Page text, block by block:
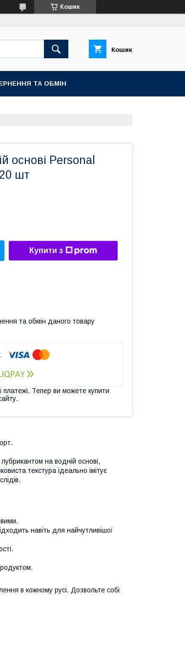
Кошик
Кошик
ТА ОБМIН
основі Personal
шт
Купити з
та обмін даного товару
платежі. Тепер ви можете купити
лубрикантом на водній основі,
текстура ідеально імітує
навіть для найчутливішої
в кожному русі. Дозвольте собі